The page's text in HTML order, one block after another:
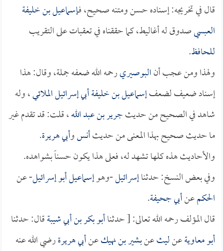
قال في تخريجه: إسناده حسن ومتنه صحيح، فـإسماعيل بن خليفة
العبسيصدوق له أغاليط، كما حققناه في تعقبات على التقريب
للحافظ.
ولهذا ومن عجب أنالبوصيريرحمه الله ضعفه جملة، وقال: هذا
إسناد ضعيف لضعفإسماعيل بن خليفة أبي إسرائيل الملائي، وله
شاهد في الصحيح من حديثجرير بن عبد الله، قلت: قد تقدم غير
ما حديث صحيح بهذا المعنى من حديثأنسوأبي هريرة.
والأحاديث هذه كلها تشهد له، فعلى هذا يكون حسناً بشواهده.
وفي بعض النسخ: حدثناإسرائيل-وهوإسماعيل أبو إسرائيل- عن
الحكمعنأبي جحيفة.
قال المؤلف رحمه الله تعالى: [ حدثناأبو بكر بن أبي شيبةقال: حدثنا
أبو معاويةعنليثعنبشير بن نهيكعنأبي هريرةرضي الله عنه